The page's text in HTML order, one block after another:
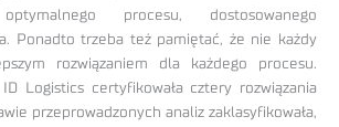
procesu, dostosowanego
Ponadto trzeba też pamiętać, że nie każdy
rozwiązaniem dla każdego procesu.
Logistics certyfikowała cztery rozwiązania
przeprowadzonych analiz zaklasyfikowała,